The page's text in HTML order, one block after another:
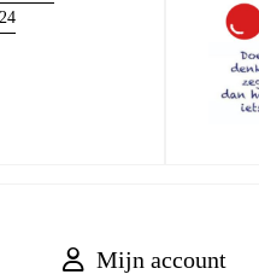
Mijn account